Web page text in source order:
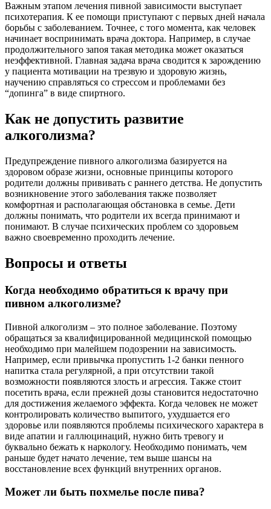
Важным этапом лечения пивной зависимости выступает
психотерапия. К ее помощи приступают с первых дней начала
борьбы с заболеванием. Точнее, с того момента, как человек
начинает воспринимать врача доктора. Например, в случае
продолжительного запоя такая методика может оказаться
неэффективной. Главная задача врача сводится к зарождению
у пациента мотивации на трезвую и здоровую жизнь,
научению справляться со стрессом и проблемами без
“допинга” в виде спиртного.
Как не допустить развитие
алкоголизма?
Предупреждение пивного алкоголизма базируется на
здоровом образе жизни, основные принципы которого
родители должны прививать с раннего детства. Не допустить
возникновение этого заболевания также позволяет
комфортная и располагающая обстановка в семье. Дети
должны понимать, что родители их всегда принимают и
понимают. В случае психических проблем со здоровьем
важно своевременно проходить лечение.
Вопросы и ответы
Когда необходимо обратиться к врачу при
пивном алкоголизме?
Пивной алкоголизм – это полное заболевание. Поэтому
обращаться за квалифицированной медицинской помощью
необходимо при малейшем подозрении на зависимость.
Например, если привычка пропустить 1-2 банки пенного
напитка стала регулярной, а при отсутствии такой
возможности появляются злость и агрессия. Также стоит
посетить врача, если прежней дозы становится недостаточно
для достижения желаемого эффекта. Когда человек не может
контролировать количество выпитого, ухудшается его
здоровье или появляются проблемы психического характера в
виде апатии и галлюцинаций, нужно бить тревогу и
буквально бежать к наркологу. Необходимо понимать, чем
раньше будет начато лечение, тем выше шансы на
восстановление всех функций внутренних органов.
Может ли быть похмелье после пива?